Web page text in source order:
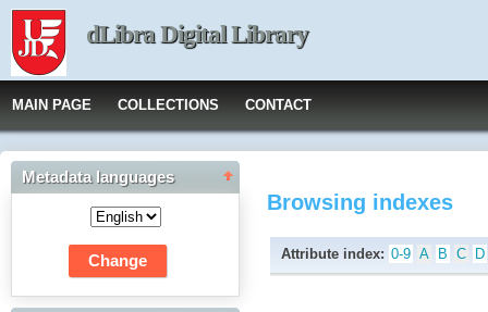
dLibra Digital Library
MAIN PAGE COLLECTIONS CONTACT
Metadata languages
Browsing indexes
Attribute index: 0-9 A B C D